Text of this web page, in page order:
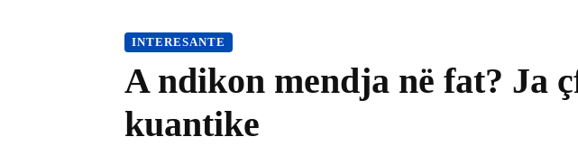
INTERESANTE
A ndikon mendja në fat? Ja
kuantike